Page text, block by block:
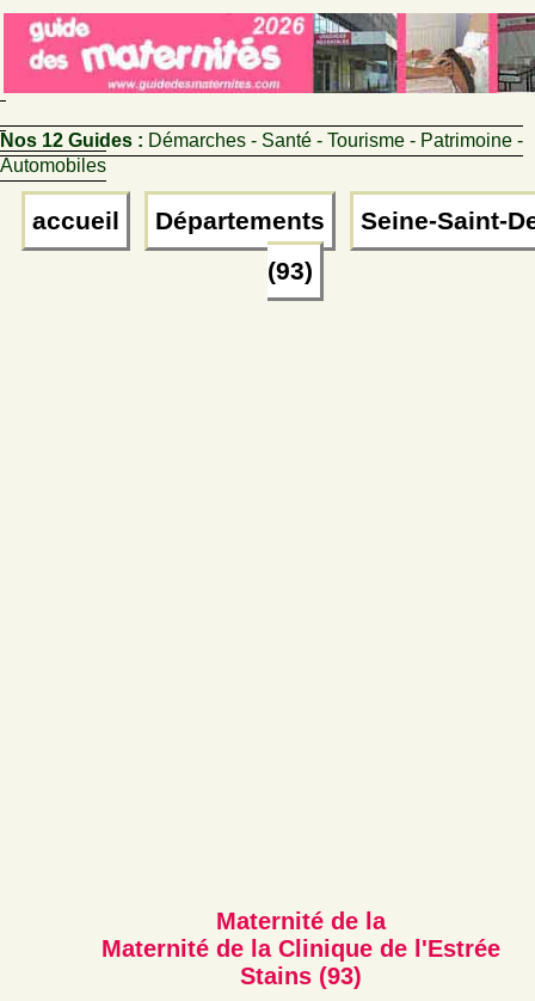
Nos 12 Guides : Démarches - Santé - Tourisme - Patrimoine -
Automobiles
accueil Départements
Seine-Saint-
(93)
Maternité de la
Maternité de la Clinique de l'Estrée
Stains (93)